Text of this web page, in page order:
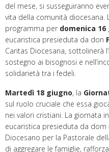
del mese, si susseguiranno
vita della comunità diocesana.
programma per domenica 16
eucaristica presieduta da don
Caritas Diocesana, sottolinerà
sostegno ai bisognosi e
solidarietà tra i fedeli.
Martedì 18 giugno, la
sul ruolo cruciale che essa
nei valori cristiani. La giornata
eucaristica presieduta da dom
Diocesano per la Pastorale
di aggregare le famiglie,